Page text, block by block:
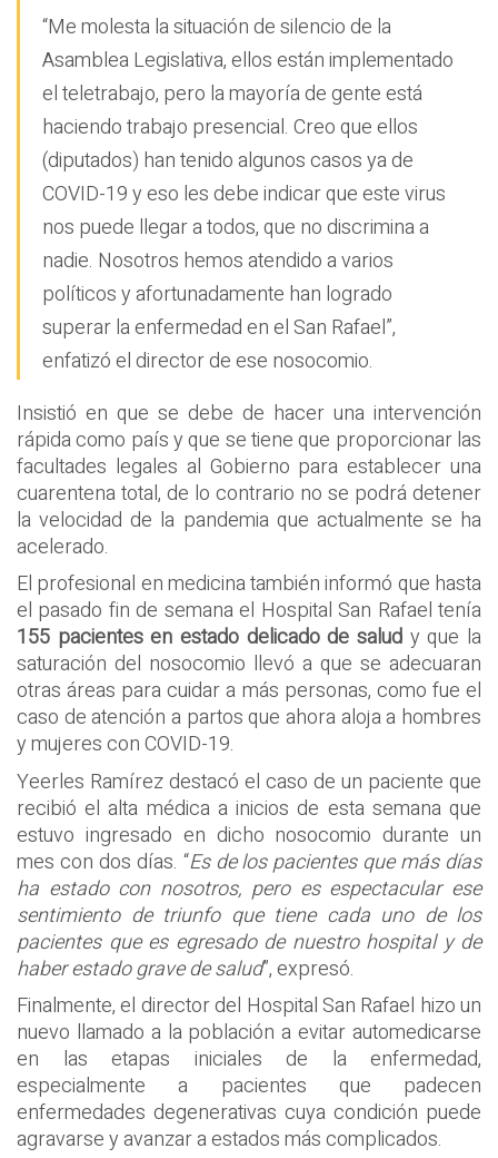
“Me molesta la situación de silencio de la
Asamblea Legislativa, ellos están implementado
el teletrabajo, pero la mayoría de gente está
haciendo trabajo presencial. Creo que ellos
(diputados) han tenido algunos casos ya de
COVID-19 y eso les debe indicar que este virus
nos puede llegar a todos, que no discrimina a
nadie. Nosotros hemos atendido a varios
políticos y afortunadamente han logrado
superar la enfermedad en el San Rafael”,
enfatizó el director de ese nosocomio.
Insistió en que se debe de hacer una intervención
rápida como país y que se tiene que proporcionar las
facultades legales al Gobierno para establecer una
cuarentena total, de lo contrario no se podrá detener
la velocidad de la pandemia que actualmente se ha
acelerado.
El profesional en medicina también informó que hasta
el pasado fin de semana el Hospital San Rafael tenía
155 pacientes en estado delicado de salud y que la
saturación del nosocomio llevó a que se adecuaran
otras áreas para cuidar a más personas, como fue el
caso de atención a partos que ahora aloja a hombres
y mujeres con COVID-19.
Yeerles Ramírez destacó el caso de un paciente que
recibió el alta médica a inicios de esta semana que
estuvo ingresado en dicho nosocomio durante un
mes con dos días. “Es de los pacientes que más días
ha estado con nosotros, pero es espectacular ese
sentimiento de triunfo que tiene cada uno de los
pacientes que es egresado de nuestro hospital y de
haber estado grave de salud”, expresó.
Finalmente, el director del Hospital San Rafael hizo un
nuevo llamado a la población a evitar automedicarse
en las etapas iniciales de la enfermedad,
especialmente a pacientes que padecen
enfermedades degenerativas cuya condición puede
agravarse y avanzar a estados más complicados.